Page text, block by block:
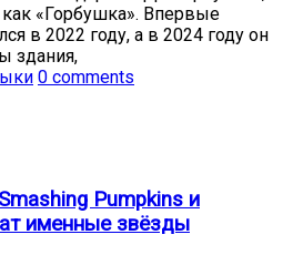
«Горбушка». Впервые
в 2022 году, а в 2024 году он
здания,
0 comments
Pumpkins и
именные звёзды